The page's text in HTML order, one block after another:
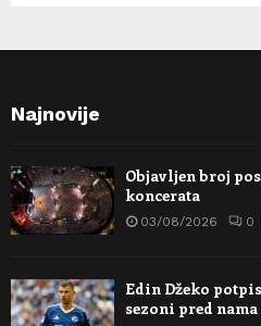
Najnovije
Objavljen broj
koncerata
03/08/2026 0
Edin Džeko
sezoni pred nama